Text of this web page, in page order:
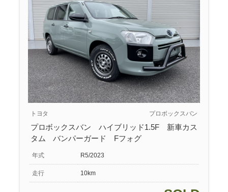
トヨタ プロボックスバン
プロボックスバン ハイブリッド1.5F 新車カス
タム バンパーガード Fフォグ
年式 R5/2023
走行 10km